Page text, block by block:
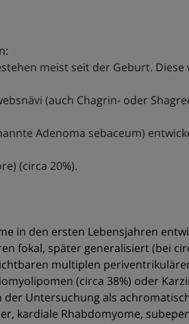
meist seit der Geburt.
(auch Chagrin- oder
Adenoma sebaceum)
(circa 20%).
in den ersten Lebensjahren
fokal, später generalisiert (bei
multiplen
(circa 38%) oder
Untersuchung als
kardiale Rhabdomyome,